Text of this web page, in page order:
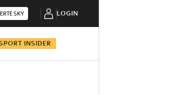
SKY LOGIN
INSIDER